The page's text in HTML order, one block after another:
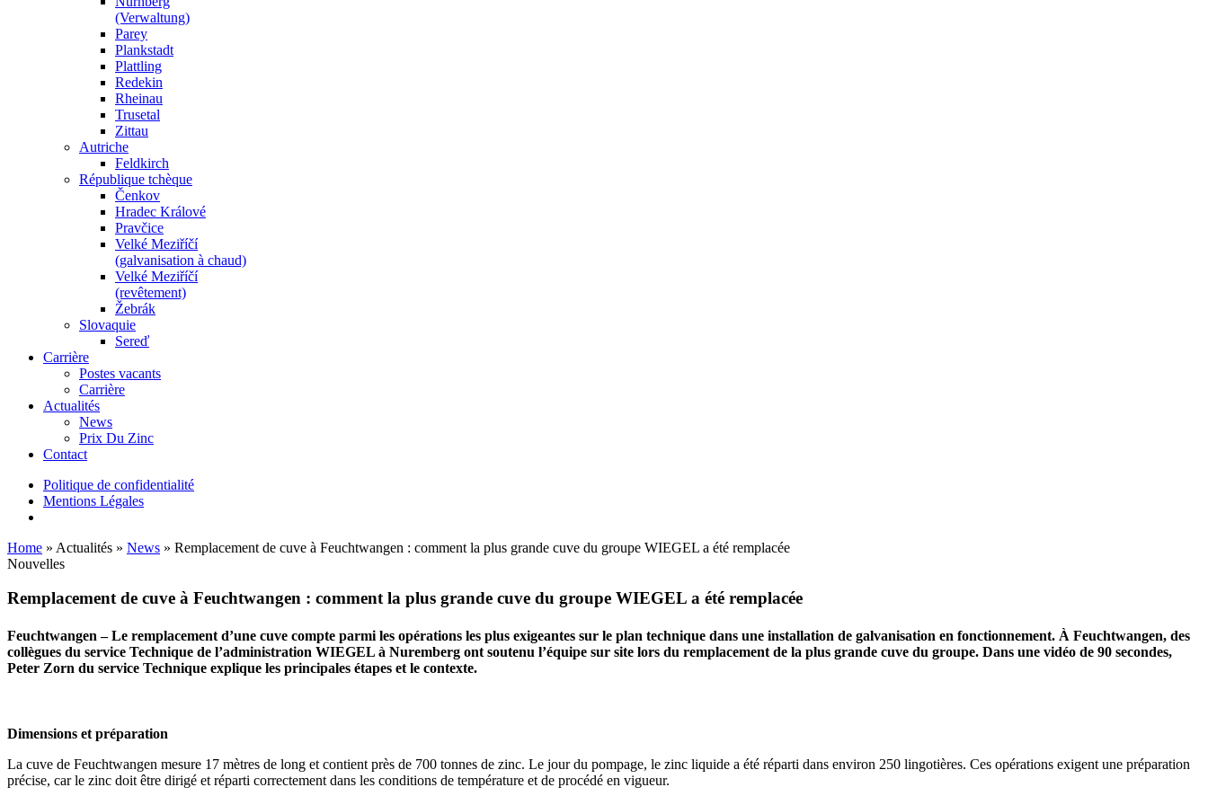
(Verwaltung)
Parey
Plankstadt
Plattling
Redekin
Rheinau
Trusetal
Zittau
Autriche
Feldkirch
République tchèque
Čenkov
Hradec Králové
Pravčice
Velké Meziříčí
(galvanisation à chaud)
Velké Meziříčí
(revêtement)
Žebrák
Slovaquie
Sereď
Carrière
Postes vacants
Carrière
Actualités
News
Prix Du Zinc
Contact
Politique de confidentialité
Mentions Légales
Home » Actualités » News » Remplacement de cuve à Feuchtwangen : comment la plus grande cuve du groupe WIEGEL a été remplacée
Nouvelles
Remplacement de cuve à Feuchtwangen : comment la plus grande cuve du groupe WIEGEL a été remplacée
Feuchtwangen – Le remplacement d’une cuve compte parmi les opérations les plus exigeantes sur le plan technique dans une installation de galvanisation en fonctionnement. À Feuchtwangen, des
collègues du service Technique de l’administration WIEGEL à Nuremberg ont soutenu l’équipe sur site lors du remplacement de la plus grande cuve du groupe. Dans une vidéo de 90 secondes,
Peter Zorn du service Technique explique les principales étapes et le contexte.
Dimensions et préparation
La cuve de Feuchtwangen mesure 17 mètres de long et contient près de 700 tonnes de zinc. Le jour du pompage, le zinc liquide a été réparti dans environ 250 lingotières. Ces opérations exigent une préparation
précise, car le zinc doit être dirigé et réparti correctement dans les conditions de température et de procédé en vigueur.